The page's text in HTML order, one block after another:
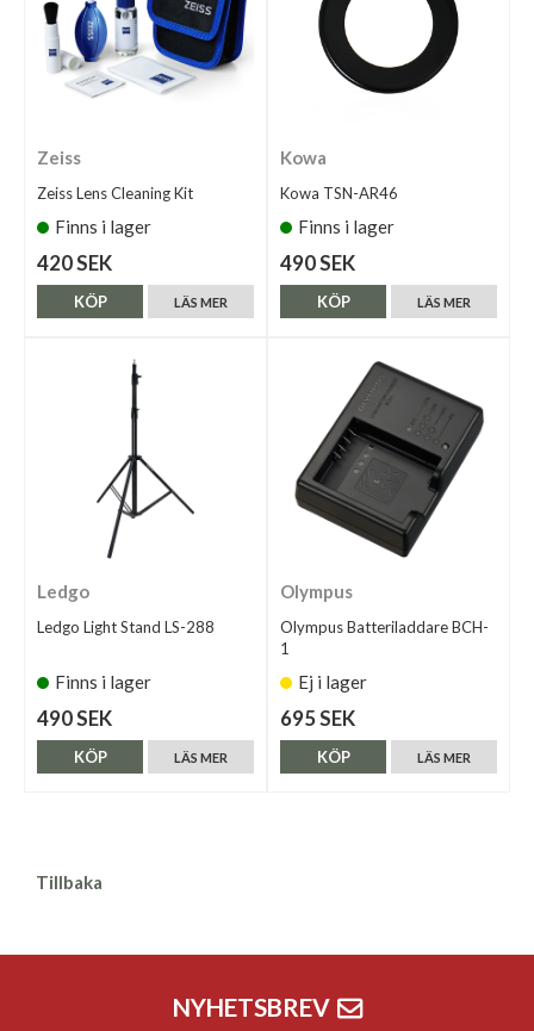
Zeiss
Zeiss Lens Cleaning Kit
Finns i lager
420 SEK
LÄS MER
KÖP
Kowa
Kowa TSN-AR46
Finns i lager
490 SEK
LÄS MER
KÖP
Ledgo
Ledgo Light Stand LS-288
Finns i lager
490 SEK
LÄS MER
KÖP
Olympus
Olympus Batteriladdare BCH-
1
Ej i lager
695 SEK
LÄS MER
KÖP
Tillbaka
NYHETSBREV